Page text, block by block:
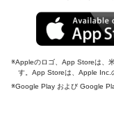
Appleのロゴ、App Storeは、
す。App Storeは、Apple Inc.
Google Play および Google